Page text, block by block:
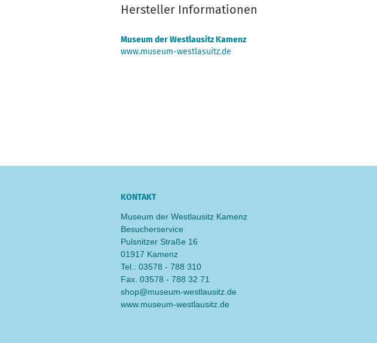
Hersteller Informationen
Museum der Westlausitz Kamenz
www.museum-westlasuitz.de
KONTAKT
Museum der Westlausitz Kamenz
Besucherservice
Pulsnitzer Straße 16
01917 Kamenz
Tel.: 03578 - 788 310
Fax. 03578 - 788 32 71
shop@museum-westlausitz.de
www.museum-westlausitz.de